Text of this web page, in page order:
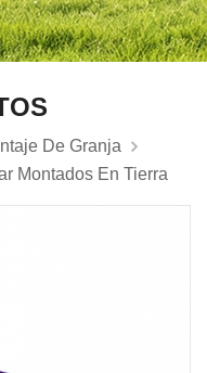
De Granja
Montados En Tierra